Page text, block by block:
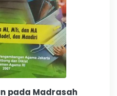
pada Madrasah